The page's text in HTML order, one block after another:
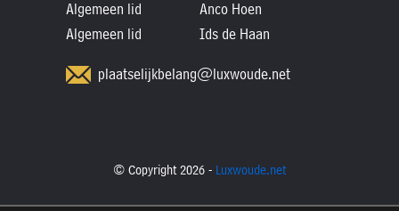
Algemeen lid
Anco Hoen
Algemeen lid
Ids de Haan
plaatselijkbelang@luxwoude.net
© Copyright 2026 - Luxwoude.net